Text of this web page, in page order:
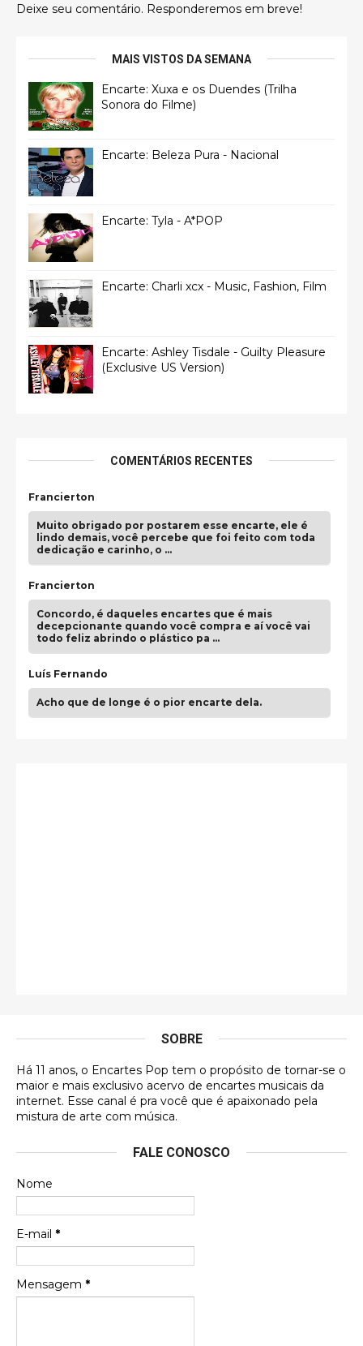
Deixe seu comentário. Responderemos em breve!
MAIS VISTOS DA SEMANA
Encarte: Xuxa e os Duendes (Trilha
Sonora do Filme)
Encarte: Beleza Pura - Nacional
Encarte: Tyla - A*POP
Encarte: Charli xcx - Music, Fashion, Film
Encarte: Ashley Tisdale - Guilty Pleasure
(Exclusive US Version)
COMENTÁRIOS RECENTES
Francierton
Muito obrigado por postarem esse encarte, ele é
lindo demais, você percebe que foi feito com toda
dedicação e carinho, o …
Francierton
Concordo, é daqueles encartes que é mais
decepcionante quando você compra e aí você vai
todo feliz abrindo o plástico pa …
Luís Fernando
Acho que de longe é o pior encarte dela.
DVD MIDINHO
Francierton
futuras aquisições, e olhando o encarte aqui, me
Francierton
Espero que tenham sentido minha falta, informo
que estou de volta para trazer mais contribuições
SOBRE
Há 11 anos, o Encartes Pop tem o propósito de tornar-se o
maior e mais exclusivo acervo de encartes musicais da
internet. Esse canal é pra você que é apaixonado pela
mistura de arte com música.
FALE CONOSCO
Nome
E-mail *
Mensagem *